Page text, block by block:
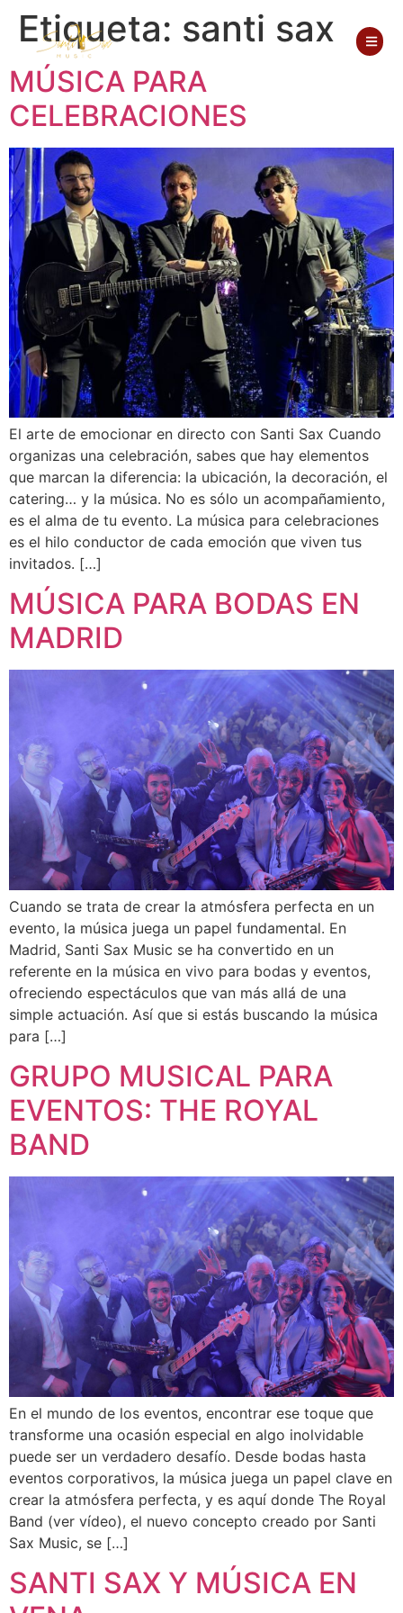
Etiqueta: santi sax
MÚSICA PARA
CELEBRACIONES
El arte de emocionar en directo con Santi Sax Cuando
organizas una celebración, sabes que hay elementos
que marcan la diferencia: la ubicación, la decoración, el
catering… y la música. No es sólo un acompañamiento,
es el alma de tu evento. La música para celebraciones
es el hilo conductor de cada emoción que viven tus
invitados. […]
MÚSICA PARA BODAS EN
MADRID
Cuando se trata de crear la atmósfera perfecta en un
evento, la música juega un papel fundamental. En
Madrid, Santi Sax Music se ha convertido en un
referente en la música en vivo para bodas y eventos,
ofreciendo espectáculos que van más allá de una
simple actuación. Así que si estás buscando la música
para […]
GRUPO MUSICAL PARA
EVENTOS: THE ROYAL
BAND
En el mundo de los eventos, encontrar ese toque que
transforme una ocasión especial en algo inolvidable
puede ser un verdadero desafío. Desde bodas hasta
eventos corporativos, la música juega un papel clave en
crear la atmósfera perfecta, y es aquí donde The Royal
Band (ver vídeo), el nuevo concepto creado por Santi
Sax Music, se […]
SANTI SAX Y MÚSICA EN